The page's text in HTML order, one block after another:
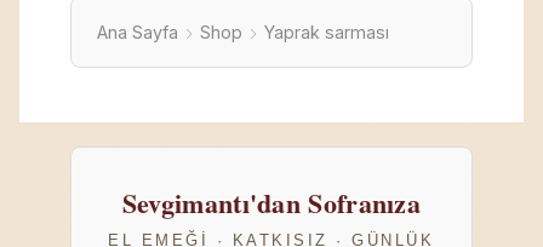
Ana Sayfa Shop Yaprak sarması
Sevgimantı'dan Sofranıza
EL EMEĞI · KATKISIZ · GÜNLÜK